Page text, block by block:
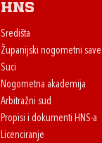
HNS
Središta
Županijski nogometni
Suci
Nogometna akademija
Arbitražni sud
Propisi i dokumenti HNS-a
Licenciranje